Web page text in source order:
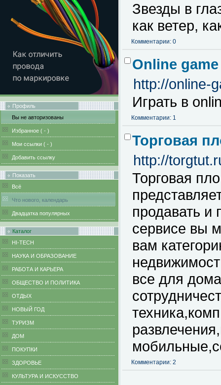
Профиль
Вы не авторизованы
Избранное ( - )
Мои ссылки ( - )
Добавить ссылку
Показать
Всё
Что нового, календарь
Двадцатка популярных
Каталог
HI-TECH
НАУКА И ОБРАЗОВАНИЕ
РАБОТА И КАРЬЕРА
ОБЩЕСТВО И ПОЛИТИКА
ОТДЫХ
НОВЫЙ ГОД
ТУРИЗМ
ДОМ
ПОКУПКИ
ЗДОРОВЬЕ
КУЛЬТУРА И ИСКУССТВО
Звезды в
как ветер,
Комментарии: 0
Online game
http://online-
Играть в
Комментарии: 1
Торговая
http://
Торговая
продавать
сервисе вы
вам
все для
Комментарии: 2